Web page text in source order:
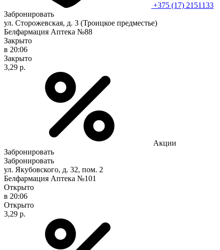
+375 (17) 2151133
Забронировать
ул. Сторожевская, д. 3 (Троицкое предместье)
Белфармация Аптека №88
Закрыто
в 20:06
Закрыто
3,29 р.
Акции
Забронировать
Забронировать
ул. Якубовского, д. 32, пом. 2
Белфармация Аптека №101
Открыто
в 20:06
Открыто
3,29 р.